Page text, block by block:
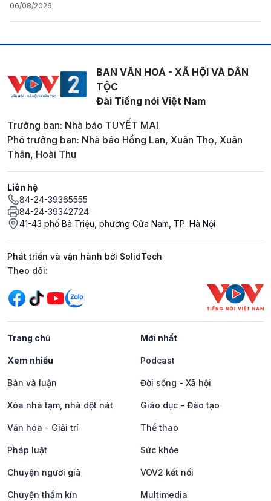
06/08/2026
BAN VĂN HOÁ - XÃ HỘI VÀ DÂN
TỘC
Đài Tiếng nói Việt Nam
Trưởng ban: Nhà báo TUYẾT MAI
Phó trưởng ban: Nhà báo Hồng Lan, Xuân Thọ, Xuân
Thân, Hoài Thu
Liên hệ
84-24-39365555
84-24-39342724
41-43 phố Bà Triệu, phường Cửa Nam, TP. Hà Nội
Phát triển và vận hành bởi SolidTech
Mạng xã hội
Theo dõi:
Trang chủ Mới nhất
Xem nhiều Podcast
Bàn và luận Đời sống - Xã hội
Xóa nhà tạm, nhà dột nát Giáo dục - Đào tạo
Văn hóa - Giải trí Thể thao
Pháp luật Sức khỏe
Chuyện người già VOV2 kết nối
Chuyện thầm kín Multimedia